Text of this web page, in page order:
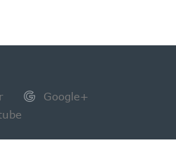
Google+